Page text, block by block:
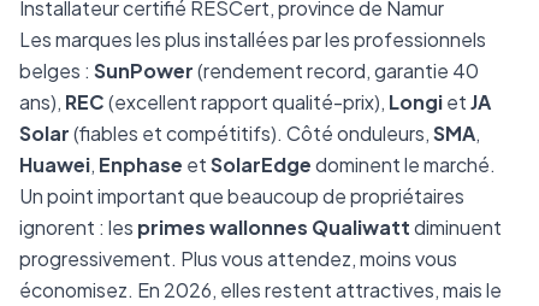
Installateur certifié RESCert, province de Namur
Les marques les plus installées par les professionnels
belges : SunPower(rendement record, garantie 40
ans), REC(excellent rapport qualité-prix), LongietJA
Solar(fiables et compétitifs). Côté onduleurs,SMA,
Huawei, Enphase etSolarEdgedominent le marché.
Un point important que beaucoup de propriétaires
ignorent : les primes wallonnes Qualiwattdiminuent
progressivement. Plus vous attendez, moins vous
économisez. En 2026, elles restent attractives, mais le